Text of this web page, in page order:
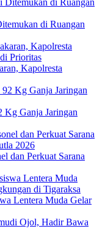
di Ruangan
Kapolresta
Kg Ganja Jaringan
dan Perkuat Sarana
Lentera Muda Gelar